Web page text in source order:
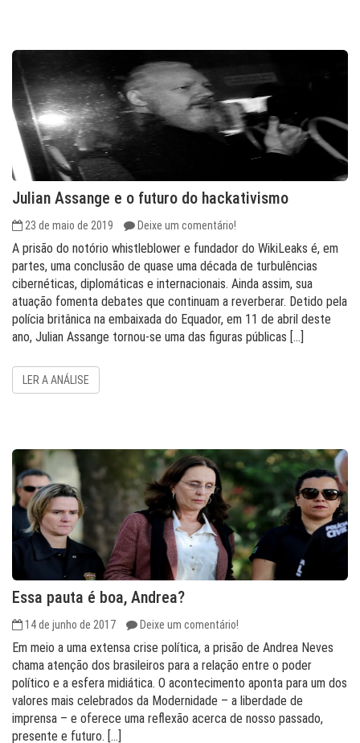
Julian Assange e o futuro do hackativismo
23 de maio de 2019 Deixe um comentário!
A prisão do notório whistleblower e fundador do WikiLeaks é, em
partes, uma conclusão de quase uma década de turbulências
cibernéticas, diplomáticas e internacionais. Ainda assim, sua
atuação fomenta debates que continuam a reverberar. Detido pela
polícia britânica na embaixada do Equador, em 11 de abril deste
ano, Julian Assange tornou-se uma das figuras públicas […]
LER A ANÁLISE
Essa pauta é boa, Andrea?
14 de junho de 2017 Deixe um comentário!
Em meio a uma extensa crise política, a prisão de Andrea Neves
chama atenção dos brasileiros para a relação entre o poder
político e a esfera midiática. O acontecimento aponta para um dos
valores mais celebrados da Modernidade – a liberdade de
imprensa – e oferece uma reflexão acerca de nosso passado,
presente e futuro. […]